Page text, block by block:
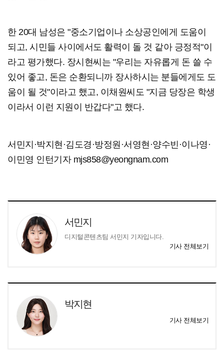
한 20대 남성은 "중소기업이나 소상공인에게 도움이
되고, 시민들 사이에서도 활력이 돌 것 같아 긍정적"이
라고 평가했다. 장시현씨는 "우리는 자유롭게 돈 쓸 수
있어 좋고, 돈은 순환되니까 장사하시는 분들에게도 도
움이 될 것"이라고 했고, 이채원씨도 "지금 당장은 학생
이라서 이런 지원이 반갑다"고 했다.
서민지·박지현·김도경·방정원·서영현·양수빈·이나영·
이민영 인턴기자 mjs858@yeongnam.com
서민지
디지털콘텐츠팀 서민지 기자입니다.
기사 전체보기
박지현
기사 전체보기